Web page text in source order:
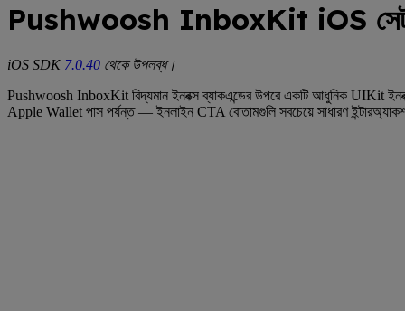
Pushwoosh InboxKit iOS
iOS SDK 7.0.40 থেকে উপলব্ধ।
Pushwoosh InboxKit বিদ্যমান ইনবক্স ব্যাকএন্ডের উপরে একটি আধুনিক UIKit
Apple Wallet পাস পর্যন্ত — ইনলাইন CTA বোতামগুলি সবচেয়ে সাধারণ